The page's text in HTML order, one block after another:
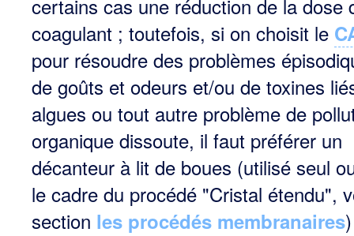
certains cas une réduction de la dose
coagulant ; toutefois, si on choisit le
pour résoudre des problèmes
de goûts et odeurs et/ou de toxines
algues ou tout autre problème de
organique dissoute, il faut préférer un
décanteur à lit de boues (utilisé seul
le cadre du procédé "Cristal étendu",
section les procédés membranaires